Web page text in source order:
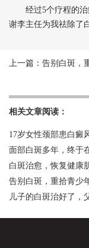
经过5个疗程的治
谢李主任为我祛除了
上一篇： 告别白斑，
相关文章阅读：
17岁女性颈部患白癜
面部白斑多年，终于
白斑治愈，恢复健康
告别白斑，重拾青少
儿子的白斑治好了，